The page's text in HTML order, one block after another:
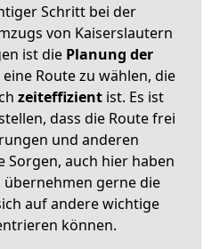
Schritt bei der
von Kaiserslautern
ist diePlanung der
Route zu wählen, die
zeiteffizientist. Es ist
dass die Route frei
und anderen
Sorgen, auch hier haben
gerne die
auf andere wichtige
können.